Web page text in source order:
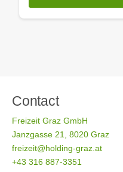
Contact
Freizeit Graz GmbH
Janzgasse 21, 8020 Graz
freizeit@holding-graz.at
+43 316 887-3351